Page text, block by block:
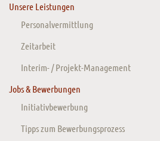
Unsere Leistungen
Personalvermittlung
Zeitarbeit
Interim- / Projekt-Management
Jobs & Bewerbungen
Initiativbewerbung
Tipps zum Bewerbungsprozess